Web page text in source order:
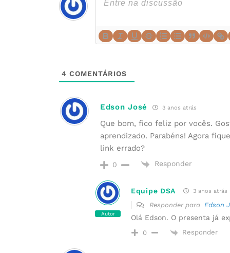
4 COMENTÁRIOS
Edson José 3 anos atrás
Que bom, fico feliz por vocês.
aprendizado. Parabéns! Agora
link errado?
0 Responder
Autor
Equipe DSA 3 anos atrás
Responder para Edson
Olá Edson. O presenta já
0 Responder